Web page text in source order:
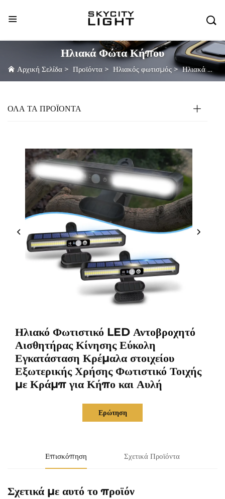

Ηλιακά Φώτα Κήπου
Αρχική Σελίδα > Προϊόντα > Ηλιακός φωτισμός>Ηλιακά Φώτα Κήπου
ΌΛΑ ΤΑ ΠΡΟΪΟΝΤΑ
Ηλιακό Φωτιστικό LED Αντοβροχητό
Αισθητήρας Κίνησης Εύκολη
Εγκατάσταση Κρέμαλα στοιχείου
Εξωτερικής Χρήσης Φωτιστικό Τοιχής
με Κράμπ για Κήπο και Αυλή
Ερώτηση
Επισκόπηση Σχετικά Προϊόντα
Σχετικά με αυτό το προϊόν